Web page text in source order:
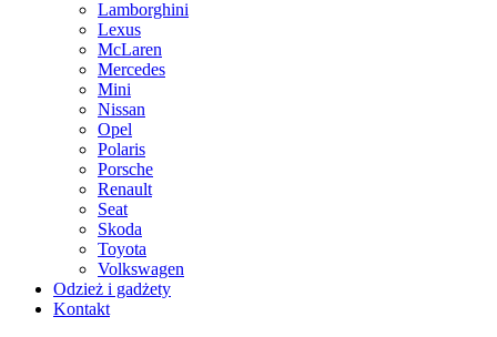
Lamborghini
Lexus
McLaren
Mercedes
Mini
Nissan
Opel
Polaris
Porsche
Renault
Seat
Skoda
Toyota
Volkswagen
Odzież i gadżety
Kontakt